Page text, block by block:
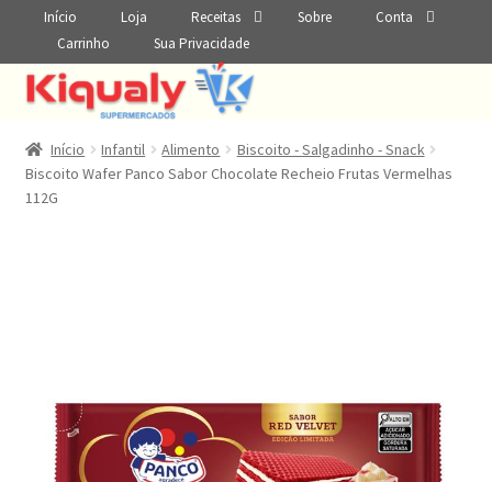
Início Loja Receitas Sobre
Conta
Carrinho
Sua Privacidade
Início Infantil Alimento
Biscoito - Salgadinho - Snack
Biscoito Wafer Panco Sabor Chocolate Recheio Frutas Vermelhas
112G